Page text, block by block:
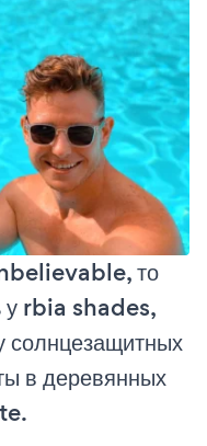
то
у rbia shades,
солнцезащитных
в деревянных